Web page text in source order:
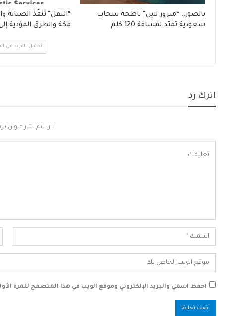
بالصور.. “ميرور لاين” ناطحة سحاب
سعودية تمتد لمسافة 120 كلم
“النقل” تنفّذ
مكة والطرق المؤدية
تحميل المزيد من
اترك رد
لن يتم نشر عنوان
احفظ اسمي والبريد الإلكتروني وموقع الويب في هذا المتصفح للمرة